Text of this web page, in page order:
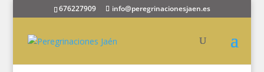
676227909 info@peregrinacionesjaen.es